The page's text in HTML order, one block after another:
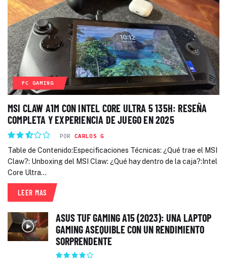
PC GAMING
MSI CLAW A1M CON INTEL CORE ULTRA 5 135H: RESEÑA
COMPLETA Y EXPERIENCIA DE JUEGO EN 2025
POR CARLOS G
Table de Contenido:Especificaciones Técnicas: ¿Qué trae el MSI
Claw?: Unboxing del MSI Claw: ¿Qué hay dentro de la caja?:Intel
Core Ultra...
LEER MAS
ASUS TUF GAMING A15 (2023): UNA LAPTOP
GAMING ASEQUIBLE CON UN RENDIMIENTO
SORPRENDENTE